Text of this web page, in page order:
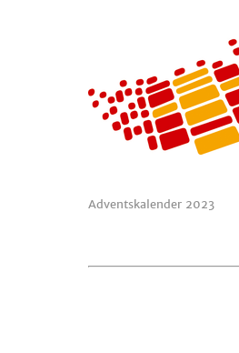
Adventskalender 2023